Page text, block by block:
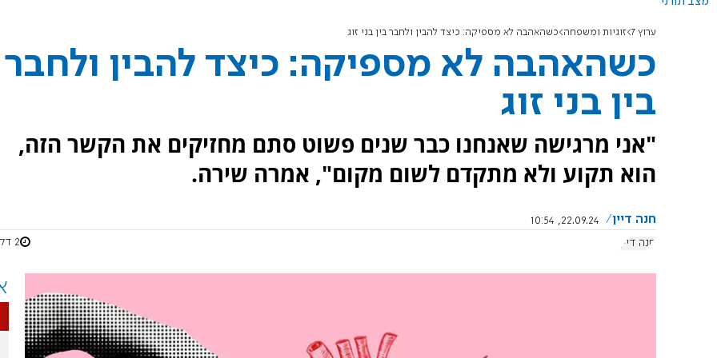
ערוץ 7 זוגיות ומשפחה כשהאהבה לא מספיקה: כיצד להבין ולחבר בין בני זוג
כשהאהבה לא מספיקה: כיצד להבין ולחבר
בין בני זוג
"אני מרגישה שאנחנו כבר שנים פשוט סתם מחזיקים את הקשר הזה,
הוא תקוע ולא מתקדם לשום מקום", אמרה שירה.
חנה דיין
22.09.24, 10:54
חנה דיין
2 דקות